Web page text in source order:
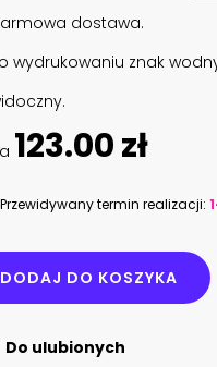
dostawa.
wydrukowaniu znak
123.00 zł
Przewidywany termin realizacji:
DODAJ DO KOSZYKA
Do ulubionych